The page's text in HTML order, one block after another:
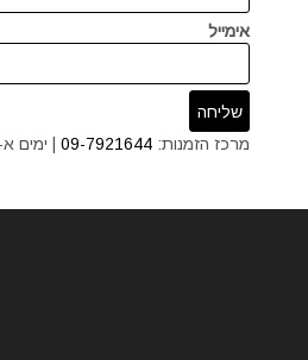
אימייל
מרכז הזמנות: 09-7921644| ימים א-ה